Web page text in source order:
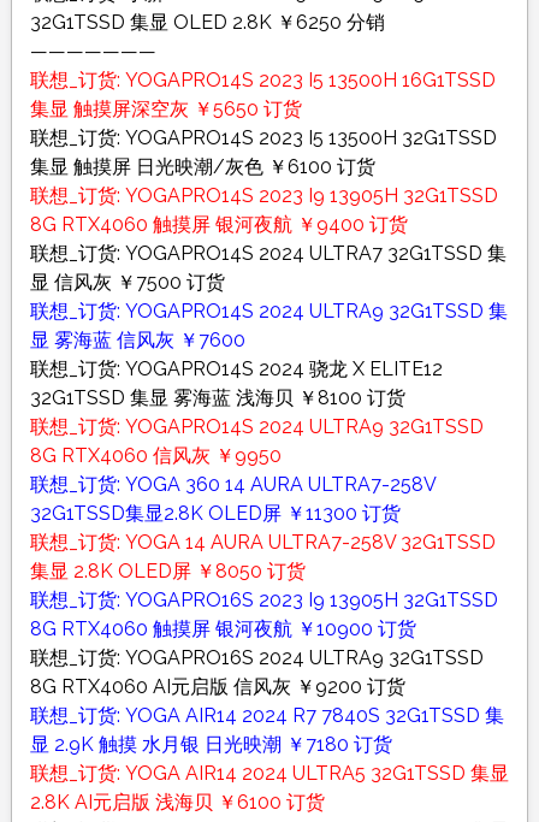
32G1TSSD 集显 OLED 2.8K ￥6250 分销
———————
联想_订货: YOGAPRO14S 2023 I5 13500H 16G1TSSD
集显 触摸屏深空灰 ￥5650 订货
联想_订货: YOGAPRO14S 2023 I5 13500H 32G1TSSD
集显 触摸屏 日光映潮/灰色 ￥6100 订货
联想_订货: YOGAPRO14S 2023 I9 13905H 32G1TSSD
8G RTX4060 触摸屏 银河夜航 ￥9400 订货
联想_订货: YOGAPRO14S 2024 ULTRA7 32G1TSSD 集
显 信风灰 ￥7500 订货
联想_订货: YOGAPRO14S 2024 ULTRA9 32G1TSSD 集
显 雾海蓝 信风灰 ￥7600
联想_订货: YOGAPRO14S 2024 骁龙 X ELITE12
32G1TSSD 集显 雾海蓝 浅海贝 ￥8100 订货
联想_订货: YOGAPRO14S 2024 ULTRA9 32G1TSSD
8G RTX4060 信风灰 ￥9950
联想_订货: YOGA 360 14 AURA ULTRA7-258V
32G1TSSD集显2.8K OLED屏 ￥11300 订货
联想_订货: YOGA 14 AURA ULTRA7-258V 32G1TSSD
集显 2.8K OLED屏 ￥8050 订货
联想_订货: YOGAPRO16S 2023 I9 13905H 32G1TSSD
8G RTX4060 触摸屏 银河夜航 ￥10900 订货
联想_订货: YOGAPRO16S 2024 ULTRA9 32G1TSSD
8G RTX4060 AI元启版 信风灰 ￥9200 订货
联想_订货: YOGA AIR14 2024 R7 7840S 32G1TSSD 集
显 2.9K 触摸 水月银 日光映潮 ￥7180 订货
联想_订货: YOGA AIR14 2024 ULTRA5 32G1TSSD 集显
2.8K AI元启版 浅海贝 ￥6100 订货